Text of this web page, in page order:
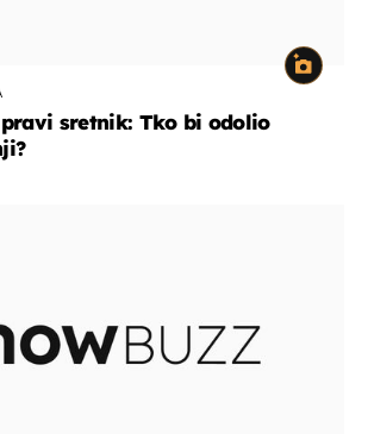
sretnik: Tko bi odolio